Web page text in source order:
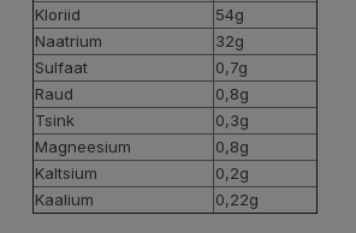
Kloriid
54g
Naatrium
32g
Sulfaat
0,7g
Raud
0,8g
Tsink
0,3g
Magneesium
0,8g
Kaltsium
0,2g
Kaalium
0,22g